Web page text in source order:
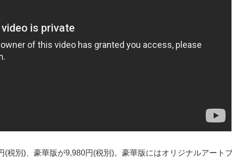
税別)、豪華版が9,980円(税別)。豪華版にはオリジナルアート